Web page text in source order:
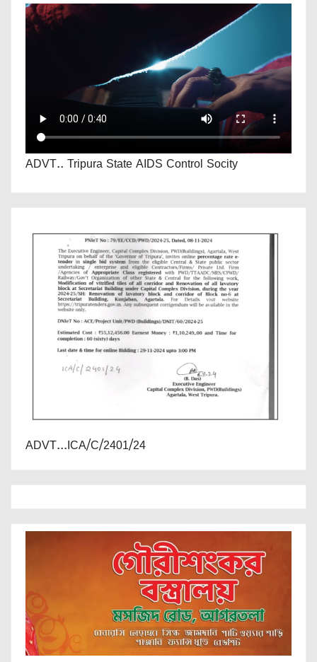
ADVT.. Tripura State AIDS Control Socity
ADVT...ICA/C/2401/24